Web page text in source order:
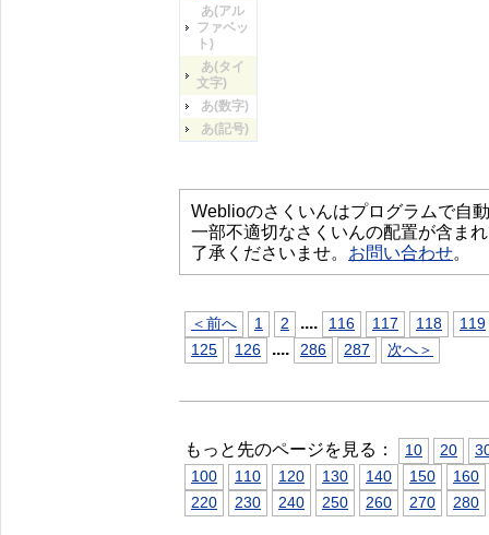
あ(アル
ファベッ
ト)
あ(タイ
文字)
あ(数字)
あ(記号)
Weblioのさくいんはプログラムで自
一部不適切なさくいんの配置が含ま
了承くださいませ。 お問い合わせ。
＜前へ 1 2 .... 116 117 118
119
125
126 .... 286 287 次へ＞
もっと先のページを見る： 10 20
100
110 120 130 140 150
160
220
230 240 250 260 270 280